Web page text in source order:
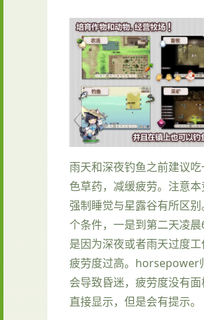
雨天和深夜钓鱼之前建议
色草药，减缓疲劳。注意本
强制睡觉与星露谷有所区别
个条件，一是到第二天凌
是因为深夜或者雨天过度
疲劳度过高。horsepower
会导致昏迷，疲劳度没有面
直接显示，但是会有提示。